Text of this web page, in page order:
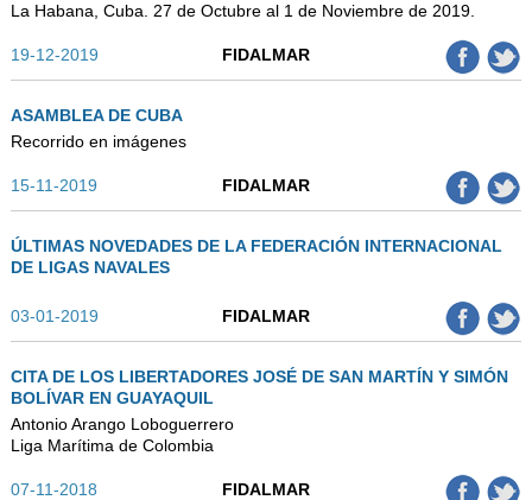
La Habana, Cuba. 27 de Octubre al 1 de Noviembre de 2019.
19-12-2019 FIDALMAR
ASAMBLEA DE CUBA
Recorrido en imágenes
15-11-2019 FIDALMAR
ÚLTIMAS NOVEDADES DE LA FEDERACIÓN INTERNACIONAL
DE LIGAS NAVALES
03-01-2019 FIDALMAR
CITA DE LOS LIBERTADORES JOSÉ DE SAN MARTÍN Y SIMÓN
BOLÍVAR EN GUAYAQUIL
Antonio Arango Loboguerrero
Liga Marítima de Colombia
07-11-2018 FIDALMAR